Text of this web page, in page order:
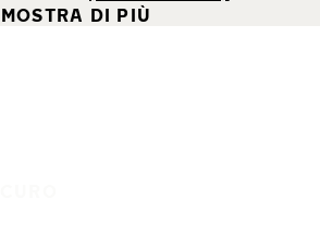
MOSTRA DI PIÙ